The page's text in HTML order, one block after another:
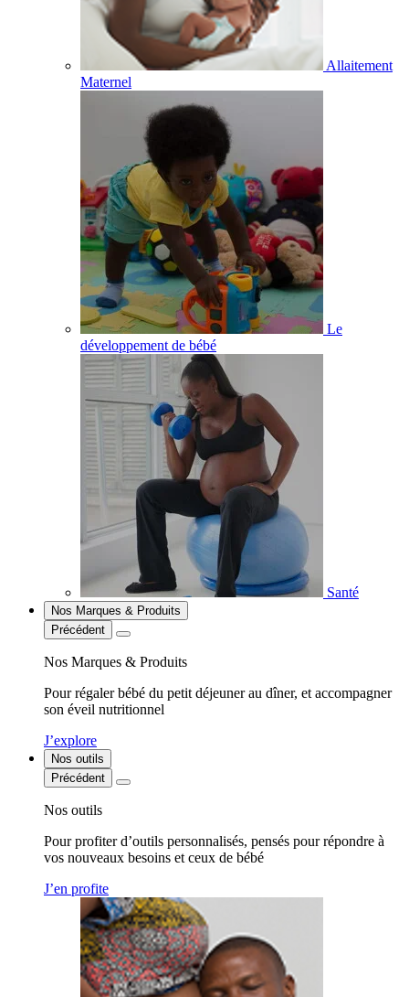
Allaitement
Maternel
Le
développement de bébé
Santé
Nos Marques & Produits
Précédent
Nos Marques & Produits
Pour régaler bébé du petit déjeuner au dîner, et accompagner
son éveil nutritionnel
J’explore
Nos outils
Précédent
Nos outils
Pour profiter d’outils personnalisés, pensés pour répondre à
vos nouveaux besoins et ceux de bébé
J’en profite